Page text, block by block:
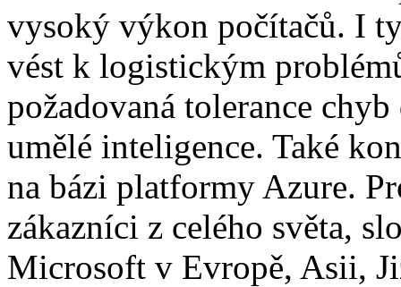
vysoký výkon počítačů. I
vést k logistickým
požadovaná tolerance
umělé inteligence. Také
na bázi platformy Azure.
zákazníci z celého světa,
Microsoft v Evropě, Asii,